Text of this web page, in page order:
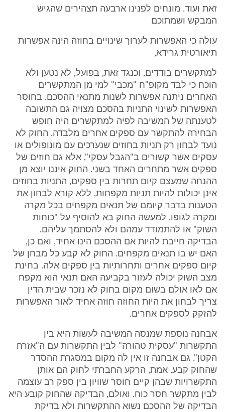
זאת ועוד. מונחים לפנינו ארבעה תצהירים שהגיש
המבקש ושמתוכם
עולה כי האפשרות לערוך שינויים בחוזה הינה אפשרות
תיאורטית גרידא,
למתקשרים בודדים, וכנגד זאת, בפועל, לא נטען ולא
הוכח כי לבד מקופ"ח "מכבי" למי מן המתקשרים
האחרים ניתנה אפשרות לשנות מתנאי ההסכם. בחוסר
האפשרות לשינוי התניות בהסכם מצויה גם התשובה
לטענתה של המשיבה לפיה למתקשרים היה חופש
הבחירה להתקשר עם ספקים אחרים מלבדה. החוק לא
נועד לבחון רק תניות בחוזים שנערכים עם מונופולים או
עסקים אשר קשורים ב"הגבל עסקי", אלא גם חוזים של
ספקים אשר מתחרים האחד בשני. החוק איננו יוצא מן
ההנחה שמעצם קיום תחרות בין ספקים, התניות בחוזים
אינן יכולות להיות תניות מקפחות, ללא קורא לבחון את
הטענות בדבר קיומם של תנאים מקפחים בכל מקרה
ומקרה לגופו. למעשה החוק בא להוסיף על "כוחות
השוק" או להתמודד עמהם ולא להסתמך עליהם.
הבדיקה חייבת להיות אם ההסכם הינו אחיד, ואם כן,
האם יש בו תנאים מקפחים. החוק לא קבע כל מבחן של
קיום ספקים אחרים ותחרותיות בין ספקים אלה. בחינת
מצב השוק יכולה לעזור בקביעה האם תנאי הוא מקפח
אם לאו אולם בשום מקום בחוק לא נזכר שבית הדין
צריך לבחון את היות החוזה חוזה אחיד לאור האפשרות
להזקק לספקים אחרים.
אבחנה נוספת שמנסה המשיבה לעשות היא בין
התקשרות "עסקית טהורה" לבין התקשרות עם ה"אזרח
הקטן". גם אבחנה זו אין לה מקום במסגרת ההסדר
שהחוק קבע. אמת, הרקע החברתי לחוק הם אותן
התקשרויות שבהן קיים חוסר שוויון בין ספק רב עוצמה
לבין מתקשר חסר כוח. ואולם, הבדיקה שהחוק קובע היא
הבדיקה של ההסכם נשוא ההתקשרות ולא בדיקת